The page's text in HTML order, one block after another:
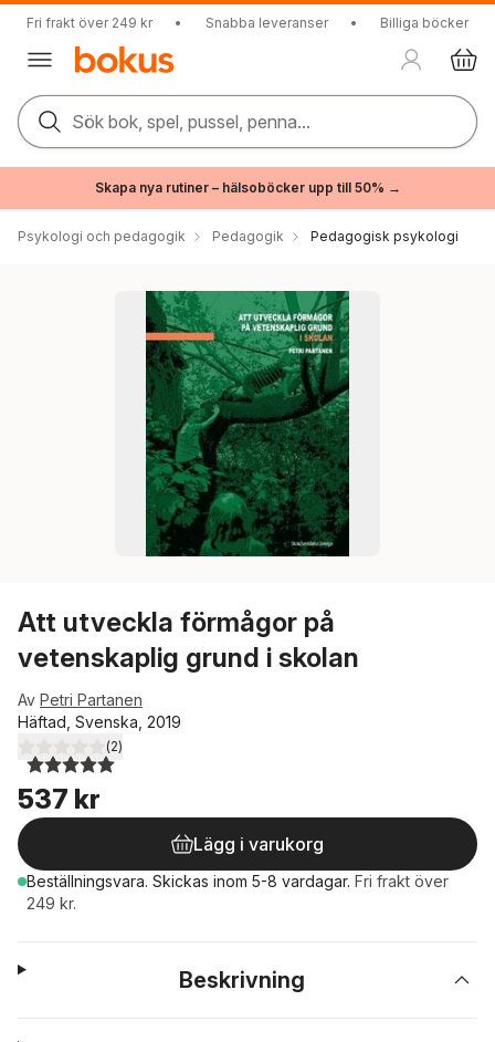
Fri frakt över 249 kr • Snabba leveranser • Billiga böcker
Sök bok, spel, pussel, penna...
Skapa nya rutiner – hälsoböcker upp till 50% →
Psykologi och pedagogik Pedagogik Pedagogisk psykologi
Att utveckla förmågor på
vetenskaplig grund i skolan
Av Petri Partanen
Häftad, Svenska, 2019
5,0utav 5 stjärnor. Totalt antal röster:
(2)
537 kr
Lägg i varukorg
Beställningsvara. Skickas inom 5-8 vardagar. Fri frakt över
249 kr.
Beskrivning